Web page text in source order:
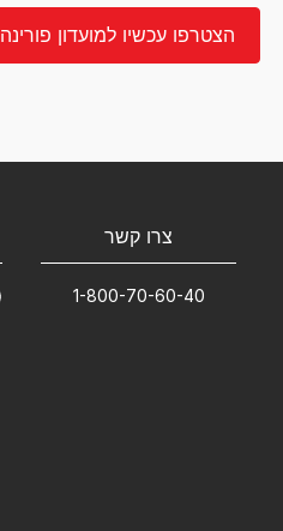
הצטרפו עכשיו למועדון פורינה
צרו קשר
1-800-70-60-40